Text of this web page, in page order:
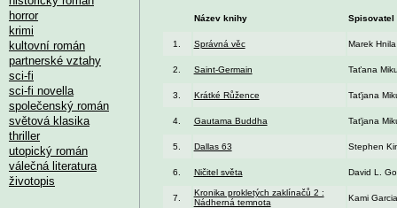
Název knihy Spisovatel
1. Správná věc Marek Hnila
2. Saint-Germain Taťana
3. Krátké Růžence Taťjana
4. Gautama Buddha Taťjana
5. Dallas 63 Stephen
6. Ničitel světa David L.
7.
Kronika prokletých zaklínačů 2 :
Nádherná temnota
Kami
horror
krimi
kultovní román
partnerské vztahy
sci-fi
sci-fi novella
společenský román
světová klasika
thriller
utopický román
válečná literatura
životopis